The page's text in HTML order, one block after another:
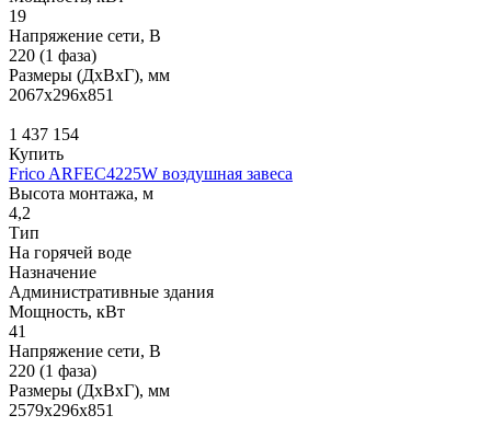
19
Напряжение сети, В
220 (1 фаза)
Размеры (ДхВхГ), мм
2067x296x851
1 437 154
Купить
Frico ARFEC4225W воздушная завеса
Высота монтажа, м
4,2
Тип
На горячей воде
Назначение
Административные здания
Мощность, кВт
41
Напряжение сети, В
220 (1 фаза)
Размеры (ДхВхГ), мм
2579x296x851